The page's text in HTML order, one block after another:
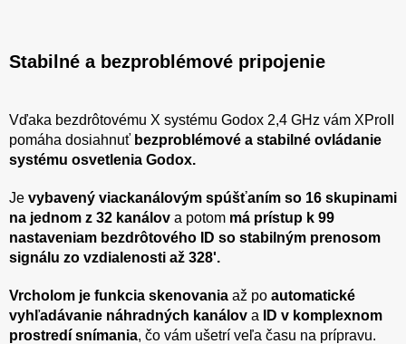
Stabilné a bezproblémové pripojenie
Vďaka bezdrôtovému X systému Godox 2,4 GHz vám XProII
pomáha dosiahnuť bezproblémové a stabilné ovládanie
systému osvetlenia Godox.
Je vybavený viackanálovým spúšťaním so 16 skupinami
na jednom z 32 kanálov a potom má prístup k 99
nastaveniam bezdrôtového ID so stabilným prenosom
signálu zo vzdialenosti až 328'.
Vrcholom je funkcia skenovania až po automatické
vyhľadávanie náhradných kanálov a
ID v komplexnom
prostredí snímania, čo vám ušetrí veľa času na prípravu.